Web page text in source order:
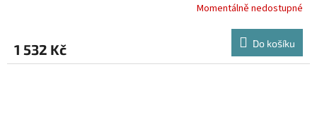
Momentálně nedostupné
1 532 Kč Do košíku